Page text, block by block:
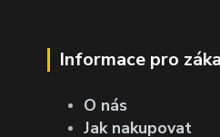
Informace pro
O nás
Jak nakupovat